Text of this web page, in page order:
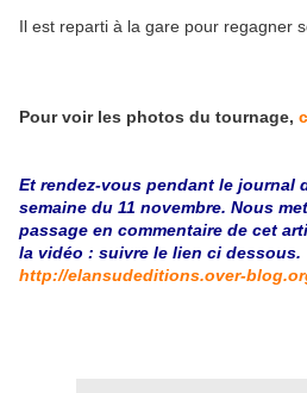
Il est reparti à la gare pour regagner
Pour voir les photos du tournage,
Et rendez-vous pendant le journal
semaine du 11 novembre. Nous
passage en commentaire de cet
la vidéo : suivre le lien ci dessous.
http://elansudeditions.over-